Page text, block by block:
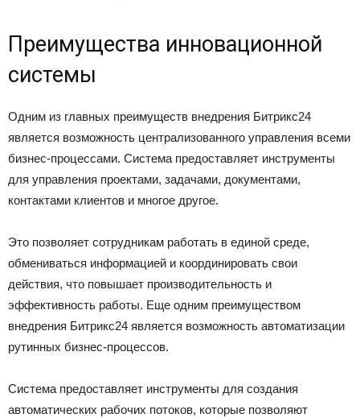
Преимущества инновационной
системы
Одним из главных преимуществ внедрения Битрикс24
является возможность централизованного управления всеми
бизнес-процессами. Система предоставляет инструменты
для управления проектами, задачами, документами,
контактами клиентов и многое другое.
Это позволяет сотрудникам работать в единой среде,
обмениваться информацией и координировать свои
действия, что повышает производительность и
эффективность работы. Еще одним преимуществом
внедрения Битрикс24 является возможность автоматизации
рутинных бизнес-процессов.
Система предоставляет инструменты для создания
автоматических рабочих потоков, которые позволяют